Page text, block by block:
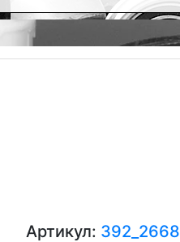
Артикул: 392_2668